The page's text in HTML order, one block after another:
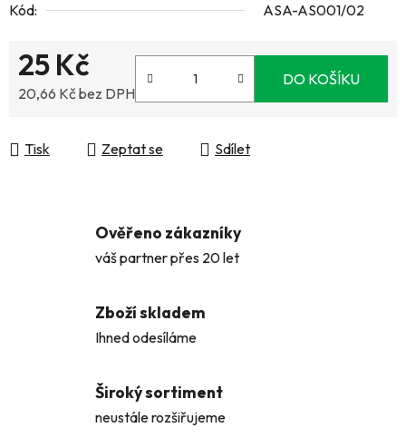
Kód:
ASA-AS001/02
25 Kč
20,66 Kč bez DPH
DO KOŠÍKU
Tisk Zeptat se Sdílet
Ověřeno zákazníky
váš partner přes 20 let
Zboží skladem
Ihned odesíláme
Široký sortiment
neustále rozšiřujeme